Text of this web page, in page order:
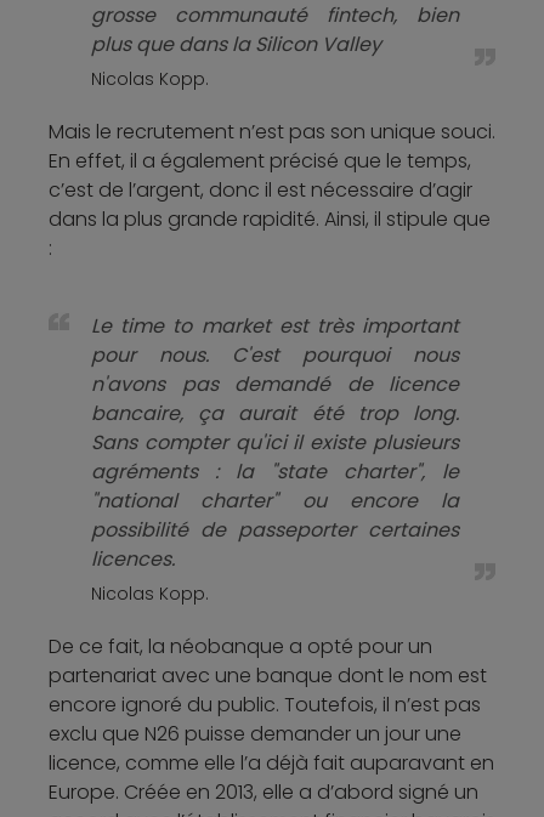
grosse communauté fintech, bien
plus que dans la Silicon Valley
Nicolas Kopp.
Mais le recrutement n’est pas son unique souci.
En effet, il a également précisé que le temps,
c’est de l’argent, donc il est nécessaire d’agir
dans la plus grande rapidité. Ainsi, il stipule que
:
Le time to market est très important
pour nous. C'est pourquoi nous
n'avons pas demandé de licence
bancaire, ça aurait été trop long.
Sans compter qu'ici il existe plusieurs
agréments : la "state charter", le
"national charter" ou encore la
possibilité de passeporter certaines
licences.
Nicolas Kopp.
De ce fait, la néobanque a opté pour un
partenariat avec une banque dont le nom est
encore ignoré du public. Toutefois, il n’est pas
exclu que N26 puisse demander un jour une
licence, comme elle l’a déjà fait auparavant en
Europe. Créée en 2013, elle a d’abord signé un